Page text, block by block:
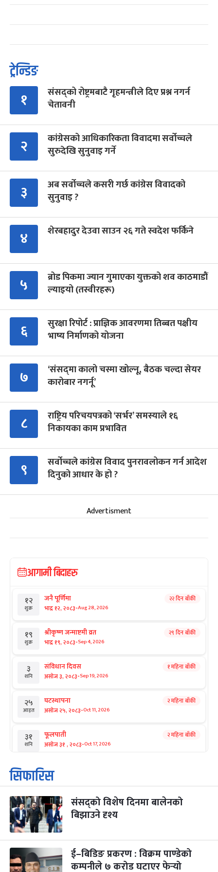
ट्रेन्डिङ
१
संसद्को रोष्ट्रमबाटै गृहमन्त्रीले दिए प्रश्न नगर्न
चेतावनी
२
कांग्रेसको आधिकारिकता विवादमा सर्वोच्चले
सुरुदेखि सुनुवाइ गर्ने
३
अब सर्वोच्चले कसरी गर्छ कांग्रेस विवादको
सुनुवाइ ?
४ शेरबहादुर देउवा साउन २६ गते स्वदेश फर्किने
५
ब्रोड पिकमा ज्यान गुमाएका युक्तको शव काठमाडौं
ल्याइयो (तस्वीरहरू)
६
सुरक्षा रिपोर्ट : प्राज्ञिक आवरणमा तिब्बत पक्षीय
भाष्य निर्माणको योजना
७
‘संसद्‍मा कालो चस्मा खोल्नू, बैठक चल्दा सेयर
कारोबार नगर्नू’
८
राष्ट्रिय परिचयपत्रको ‘सर्भर’ समस्याले १६
निकायका काम प्रभावित
९
सर्वोच्चले कांग्रेस विवाद पुनरावलोकन गर्न आदेश
दिनुको आधार के हो ?
Advertisment
आगामी बिदाहरु
१२
शुक्र
जनै पूर्णिमा
भाद्र १२, २०८३-Aug 28, 2026
२२ दिन बाँकी
१९
शुक्र
श्रीकृष्ण जन्माष्टमी व्रत
भाद्र १९, २०८३-Sep 4, 2026
२९ दिन बाँकी
३
शनि
संविधान दिवस
असोज ३, २०८३-Sep 19, 2026
१ महिना बाँकी
२५
आइत
घटस्थापना
असोज २५, २०८३-Oct 11, 2026
२ महिना बाँकी
३१
शनि
फूलपाती
असोज ३१ , २०८३-Oct 17, 2026
२ महिना बाँकी
१
आइत
कार्तिक सङ्क्रान्ति
कार्तिक १, २०८३
३
मंगल
महानवमी
कार्तिक ३, २०८३-Oct 20, 2026
२ महिना बाँकी
४
बुध कार्तिक ४, २०८३ -Oct 21, 2026
सिफारिस
संसद्को विशेष दिनमा बालेनको
बिझाउने दृश्य
ई–बिडिङ प्रकरण : विक्रम पाण्डेको
कम्पनीले ७ करोड घटाएर फेर्‍यो